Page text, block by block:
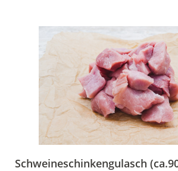
Schweineschinkengulasch